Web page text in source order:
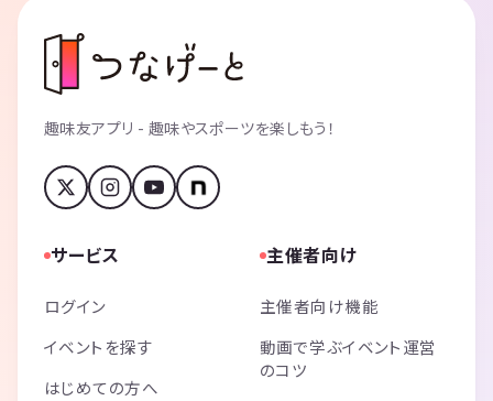
趣味友アプリ - 趣味やスポーツを楽しもう！
サービス
ログイン
イベントを探す
はじめての方へ
主催者向け
主催者向け機能
動画で学ぶイベント運営
のコツ